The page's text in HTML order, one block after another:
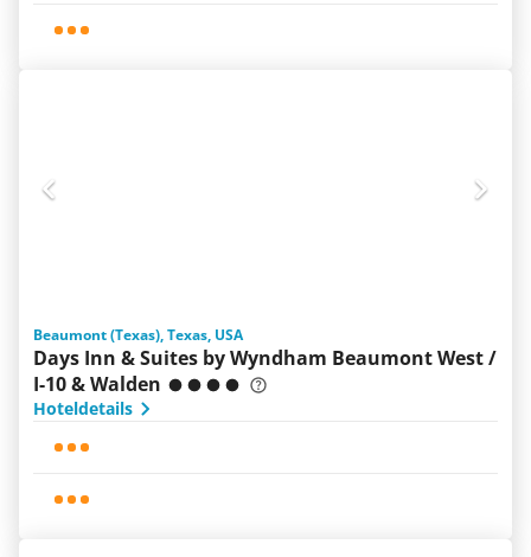
Beaumont (Texas), Texas, USA
Days Inn & Suites by Wyndham Beaumont West /
I-10 & Walden
Hoteldetails